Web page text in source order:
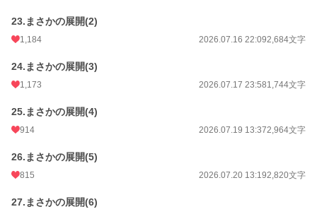
23.まさかの展開(2)
1,184 2026.07.16 22:092,684文字
24.まさかの展開(3)
1,173 2026.07.17 23:581,744文字
25.まさかの展開(4)
914 2026.07.19 13:372,964文字
26.まさかの展開(5)
815 2026.07.20 13:192,820文字
27.まさかの展開(6)